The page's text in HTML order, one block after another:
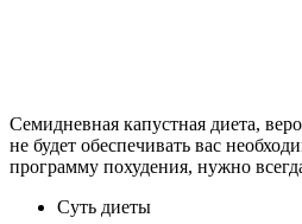
Семидневная капустная диета,
не будет обеспечивать вас
программу похудения, нужно
Суть диеты